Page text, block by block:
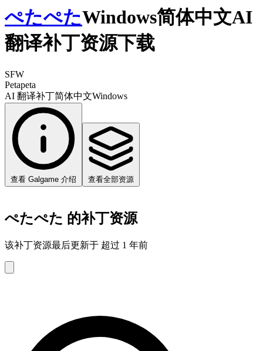
ぺたぺたWindows简体中文AI
翻译补丁资源下载
SFW
Petapeta
AI 翻译补丁简体中文Windows
查看 Galgame 介绍 查看全部资源
ぺたぺた 的补丁资源
该补丁资源最后更新于 超过 1 年前